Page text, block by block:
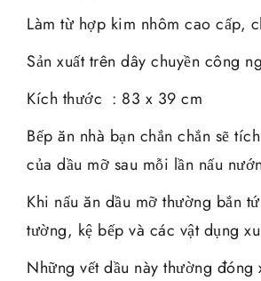
Làm từ hợp kim nhôm cao cấp,
Sản xuất trên dây chuyền công
Kích thước : 83 x 39 cm
Bếp ăn nhà bạn chắn chắn sẽ
của dầu mỡ sau mỗi lần nấu
Khi nấu ăn dầu mỡ thường bắn
tường, kệ bếp và các vật dụng
Những vết dầu này thường